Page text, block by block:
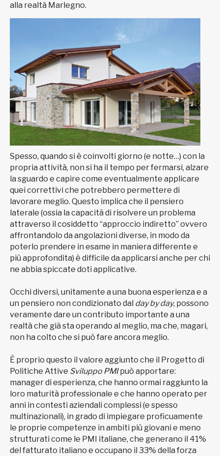
alla realtà Marlegno.
Spesso, quando si è coinvolti giorno (e notte…) con la
propria attività, non si ha il tempo per fermarsi, alzare
la sguardo e capire come eventualmente applicare
quei correttivi che potrebbero permettere di
lavorare meglio. Questo implica che il pensiero
laterale (ossia la capacità di risolvere un problema
attraverso il cosiddetto “approccio indiretto” ovvero
affrontandolo da angolazioni diverse, in modo da
poterlo prendere in esame in maniera differente e
più approfondita) è difficile da applicarsi anche per chi
ne abbia spiccate doti applicative.
Occhi diversi, unitamente a una buona esperienza e a
un pensiero non condizionato dal day by day, possono
veramente dare un contributo importante a una
realtà che già sta operando al meglio, ma che, magari,
non ha colto che si può fare ancora meglio.
È proprio questo il valore aggiunto che il Progetto di
Politiche Attive Sviluppo PMIpuò apportare:
manager di esperienza, che hanno ormai raggiunto la
loro maturità professionale e che hanno operato per
anni in contesti aziendali complessi (e spesso
multinazionali), in grado di impiegare proficuamente
le proprie competenze in ambiti più giovani e meno
strutturati come le PMI italiane, che generano il 41%
del fatturato italiano e occupano il 33% della forza